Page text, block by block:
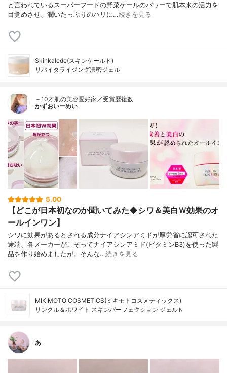
と言われているスーパーフードの野菜ケールのパワーで肌本来の活力を
目覚めさせ、潤いたっぷりのハリに…続きを見る
Skinkalede(スキンケールド)
リバイタライジング濃密ジェル
－10才肌の美容愛好家／受賞歴複数
かずおいーめい
5.00
【どこが日本初なのか聞いてみた◆シワ＆美白Ｗ効果のオ
ールインワン】
シワに効果があるとされる成分ナイアシンアミドが厚労省に認可された
途端、各メーカーがこぞってナイアシンアミド(ビタミンB3)を使った製
品を作り始めましたが。そんな…続きを見る
MIKIMOTO COSMETICS(ミキモトコスメティックス)
リンクル＆ホワイト スキンパーフェクション ジェルＮ
あ